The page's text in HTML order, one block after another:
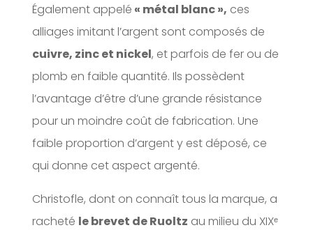
Également appelé « métal blanc », ces
alliages imitant l’argent sont composés de
cuivre, zinc et nickel, et parfois de fer ou de
plomb en faible quantité. Ils possèdent
l’avantage d’être d’une grande résistance
pour un moindre coût de fabrication. Une
faible proportion d’argent y est déposé, ce
qui donne cet aspect argenté.
Christofle, dont on connaît tous la marque, a
racheté le brevet de Ruoltz au milieu du XIXᵉ